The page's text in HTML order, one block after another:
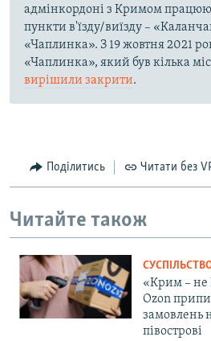
адмінкордоні з Кримом
пункти в'їзду/виїзду –
«Чаплинка». З 19 жовтня 2021
«Чаплинка», який був кілька
вирішили закрити.
Поділитись Читати без
Читайте також
«Крим – не
Ozon
замовлень
півострові